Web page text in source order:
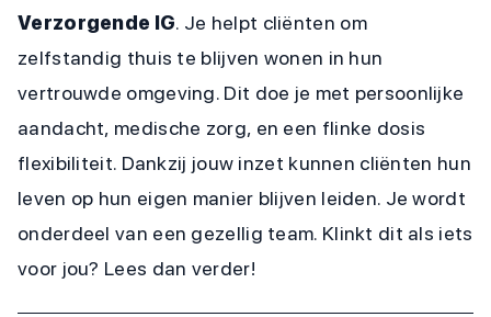
Verzorgende IG. Je helpt cliënten om
zelfstandig thuis te blijven wonen in hun
vertrouwde omgeving. Dit doe je met persoonlijke
aandacht, medische zorg, en een flinke dosis
flexibiliteit. Dankzij jouw inzet kunnen cliënten hun
leven op hun eigen manier blijven leiden. Je wordt
onderdeel van een gezellig team. Klinkt dit als iets
voor jou? Lees dan verder!